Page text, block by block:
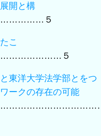
開と構
５
こ
５
東洋大学法学部とをつ
ークの存在の可能